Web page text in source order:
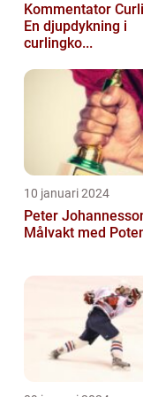
Kommentator
En djupdykning i
curlingko...
10 januari 2024
Peter
Målvakt med